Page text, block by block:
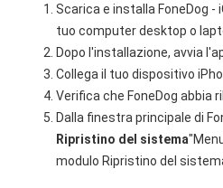
Scarica e installa FoneDog -
tuo computer desktop o
Dopo l'installazione, avvia
Collega il tuo dispositivo
Verifica che FoneDog abbia
Dalla finestra principale di
Ripristino del sistema
modulo Ripristino del